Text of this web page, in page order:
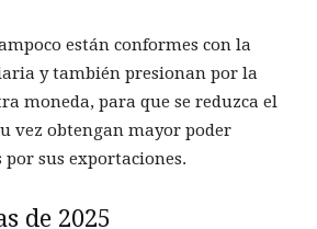
están conformes con la
y también presionan por la
moneda, para que se reduzca el
vez obtengan mayor poder
sus exportaciones.
de 2025